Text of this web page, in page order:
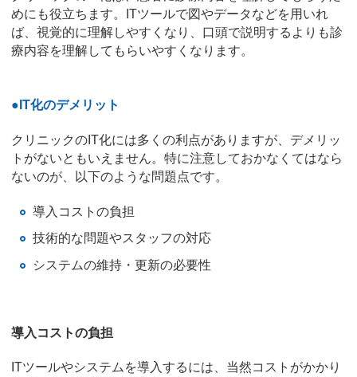
めにも役立ちます。ITツールで図やデータなどを用いれ
ば、視覚的に理解しやすくなり、口頭で説明するよりも診
療内容を理解してもらいやすくなります。
●IT化のデメリット
クリニックのIT化には多くの利点がありますが、デメリッ
トがないともいえません。特に注意しておかなくてはなら
ないのが、以下のような問題点です。
導入コストの負担
技術的な問題やスタッフの対応
システムの維持・更新の必要性
導入コストの負担
ITツールやシステムを導入するには、当然コストがかかり